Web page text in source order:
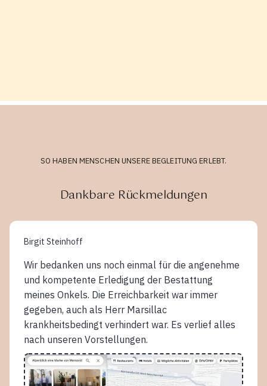
SO HABEN MENSCHEN UNSERE BEGLEITUNG ERLEBT.
Dankbare Rückmeldungen
Birgit Steinhoff
Wir bedanken uns noch einmal für die angenehme
und kompetente Erledigung der Bestattung
meines Onkels. Die Erreichbarkeit war immer
gegeben, auch als Herr Marsillac
krankheitsbedingt verhindert war. Es verlief alles
nach unseren Vorstellungen.